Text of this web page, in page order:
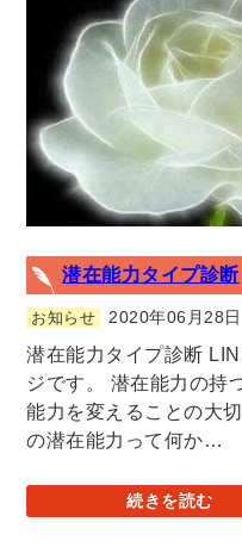
潜在能力タイプ診断
お知らせ 2020年06月28日
潜在能力タイプ診断
ジです。 潜在能力の持
能力を変えることの大
の潜在能力って何か…
続きを読む